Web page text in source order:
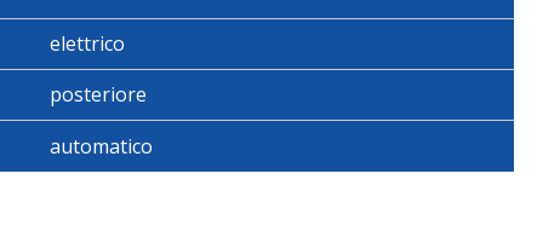
elettrico
posteriore
automatico
A Controllo Automatico
Post.
Al Plasma Comandi Touch Screen E Pompa Calore